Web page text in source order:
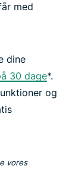
med
dine
30 dage*.
og
vores